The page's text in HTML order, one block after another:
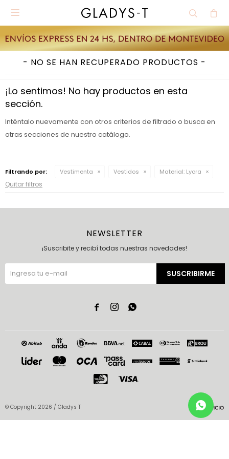

NO SE HAN RECUPERADO PRODUCTOS
¡Lo sentimos! No hay productos en esta
sección.
Inténtalo nuevamente con otros criterios de filtrado o busca en
otras secciones de nuestro catálogo.
Filtrando por: Vestimenta Vestidos Material: Lycra
Quitar filtros
NEWSLETTER
¡Suscribite y recibí todas nuestras novedades!
SUSCRIBIRME
  
© Copyright 2026 / Gladys T